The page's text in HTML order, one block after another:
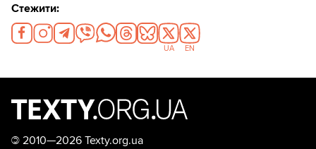
Стежити:
UA EN
© 2010—2026 Texty.org.ua